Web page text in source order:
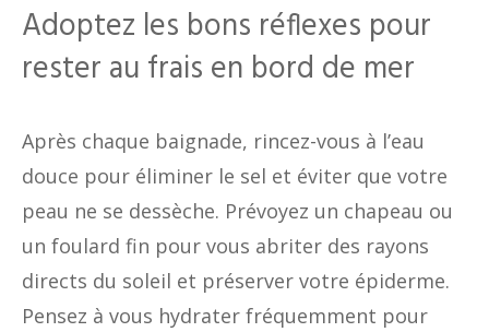
Adoptez les bons réflexes pour
rester au frais en bord de mer
Après chaque baignade, rincez-vous à l’eau
douce pour éliminer le sel et éviter que votre
peau ne se dessèche. Prévoyez un chapeau ou
un foulard fin pour vous abriter des rayons
directs du soleil et préserver votre épiderme.
Pensez à vous hydrater fréquemment pour